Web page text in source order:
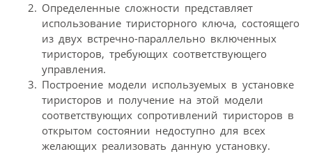
Определенные сложности представляет
использование тиристорного ключа, состоящего
из двух встречно-параллельно включенных
тиристоров, требующих соответствующего
управления.
Построение модели используемых в установке
тиристоров и получение на этой модели
соответствующих сопротивлений тиристоров в
открытом состоянии недоступно для всех
желающих реализовать данную установку.